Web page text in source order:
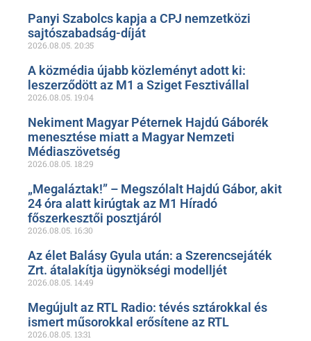
Panyi Szabolcs kapja a CPJ nemzetközi
sajtószabadság-díját
2026.08.05. 20:35
A közmédia újabb közleményt adott ki:
leszerződött az M1 a Sziget Fesztivállal
2026.08.05. 19:04
Nekiment Magyar Péternek Hajdú Gáborék
menesztése miatt a Magyar Nemzeti
Médiaszövetség
2026.08.05. 18:29
„Megaláztak!” – Megszólalt Hajdú Gábor, akit
24 óra alatt kirúgtak az M1 Híradó
főszerkesztői posztjáról
2026.08.05. 16:30
Az élet Balásy Gyula után: a Szerencsejáték
Zrt. átalakítja ügynökségi modelljét
2026.08.05. 14:49
Megújult az RTL Radio: tévés sztárokkal és
ismert műsorokkal erősítene az RTL
2026.08.05. 13:31